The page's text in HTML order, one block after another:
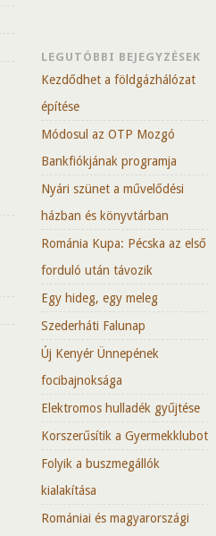
LEGUTÓBBI BEJEGYZÉSEK
Kezdődhet a földgázhálózat
építése
Módosul az OTP Mozgó
Bankfiókjának programja
Nyári szünet a művelődési
házban és könyvtárban
Románia Kupa: Pécska az első
forduló után távozik
Egy hideg, egy meleg
Szederháti Falunap
Új Kenyér Ünnepének
focibajnoksága
Elektromos hulladék gyűjtése
Korszerűsítik a Gyermekklubot
Folyik a buszmegállók
kialakítása
Romániai és magyarországi